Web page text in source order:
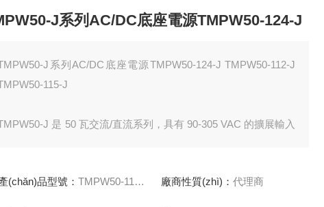
J系列AC/DC底座電源TMPW50-124-J
J系列AC/DC底座電源TMPW50-124-J TMPW50-112-J
115-J
J 是 50 瓦交流/直流系列，具有 90-305 VAC 的擴展輸入
中常用的 480 VAC 三相電源電壓。
(chǎn)品型號：TMPW50-112-J TMPW50-115-J 廠商性質(zhì)： 代理商